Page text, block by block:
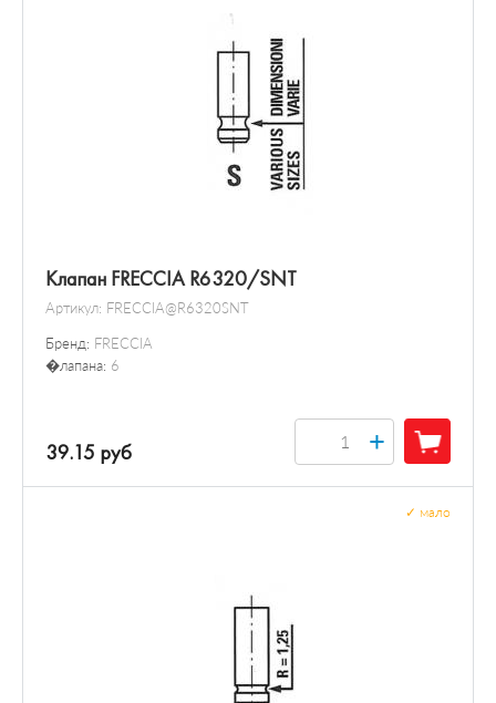
Клапан FRECCIA R6320/SNT
Артикул: FRECCIA@R6320SNT
Бренд: FRECCIA
�лапана: 6
39.15 руб +
мало